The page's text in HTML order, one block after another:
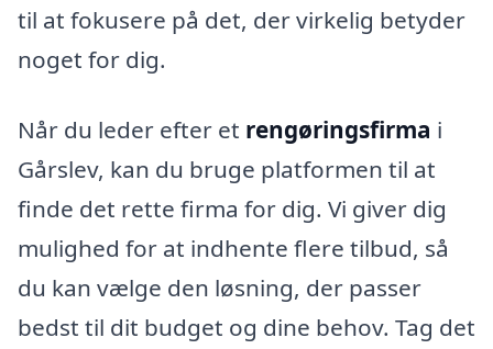
til at fokusere på det, der virkelig betyder
noget for dig.
Når du leder efter et rengøringsfirma i
Gårslev, kan du bruge platformen til at
finde det rette firma for dig. Vi giver dig
mulighed for at indhente flere tilbud, så
du kan vælge den løsning, der passer
bedst til dit budget og dine behov. Tag det